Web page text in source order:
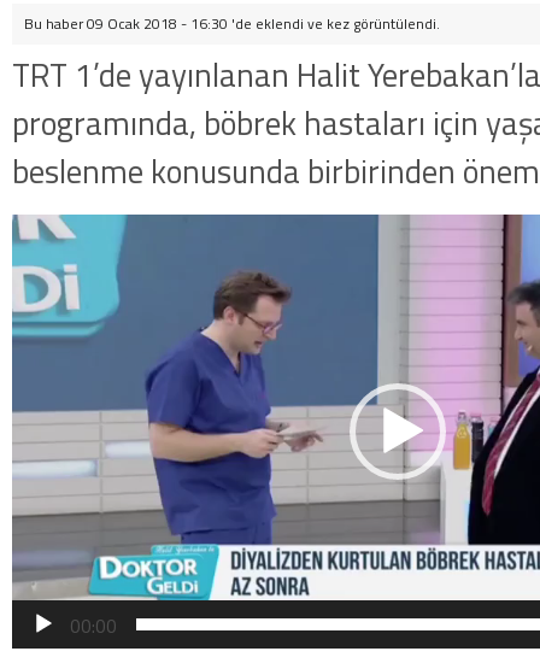
Bu haber 09 Ocak 2018 - 16:30 'de eklendi ve kez görüntülendi.
TRT 1’de yayınlanan Halit
programında, böbrek hastaları için
beslenme konusunda birbirinden
Video
oynatıcı
00:00